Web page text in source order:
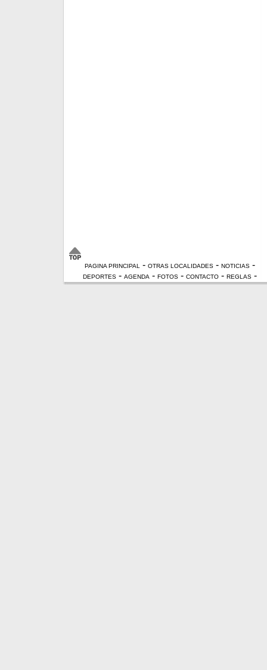
PAGINA PRINCIPAL - OTRAS LOCALIDADES - NOTICIAS -
DEPORTES - AGENDA - FOTOS - CONTACTO - REGLAS -